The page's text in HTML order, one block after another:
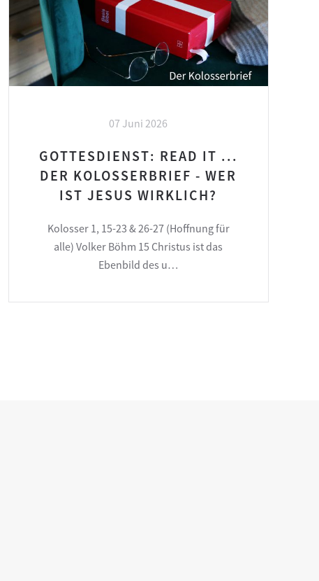
07 Juni 2026
GOTTESDIENST: READ IT ...
DER KOLOSSERBRIEF - WER
IST JESUS WIRKLICH?
Kolosser 1, 15-23 & 26-27 (Hoffnung für
alle) Volker Böhm 15 Christus ist das
Ebenbild des u…